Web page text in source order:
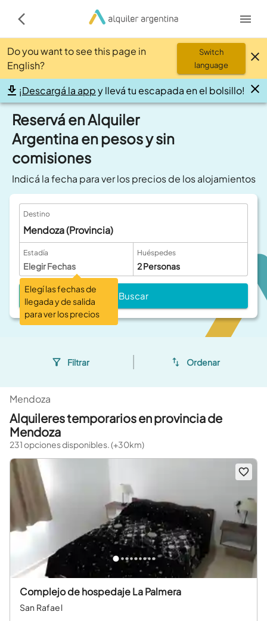
Do you want to see this page in
English?
Switch
language
¡Descargá la appy llevá tu escapada en el bolsillo!
Reservá en Alquiler
Argentina en pesos y sin
comisiones
Indicá la fecha para ver los precios de los alojamientos
Destino
Mendoza (Provincia)
Estadía
Elegir Fechas
Huéspedes
2Personas
Buscar
Filtrar Ordenar
Mendoza
Alquileres temporarios en provincia de
Mendoza
231 opciones disponibles. (+30km)
Complejo de hospedaje La Palmera
San Rafael
Elegí las fechas de
llegada y de salida
para ver los precios